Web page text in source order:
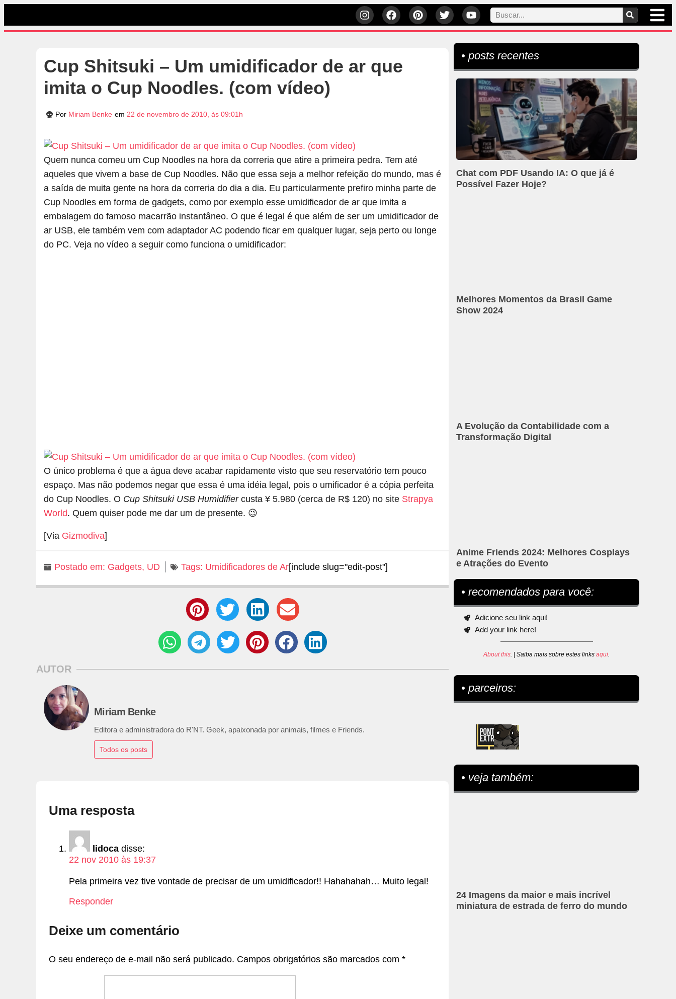
Cup Shitsuki – Um umidificador de ar que
imita o Cup Noodles. (com vídeo)
Por Miriam Benke em 22 de novembro de 2010, às 09:01h
Quem nunca comeu um Cup Noodles na hora da correria que atire a primeira pedra. Tem até
aqueles que vivem a base de Cup Noodles. Não que essa seja a melhor refeição do mundo, mas é
a saída de muita gente na hora da correria do dia a dia. Eu particularmente prefiro minha parte de
Cup Noodles em forma de gadgets, como por exemplo esse umidificador de ar que imita a
embalagem do famoso macarrão instantâneo. O que é legal é que além de ser um umidificador de
ar USB, ele também vem com adaptador AC podendo ficar em qualquer lugar, seja perto ou longe
do PC. Veja no vídeo a seguir como funciona o umidificador:
O único problema é que a água deve acabar rapidamente visto que seu reservatório tem pouco
espaço. Mas não podemos negar que essa é uma idéia legal, pois o umificador é a cópia perfeita
do Cup Noodles. O Cup Shitsuki USB Humidifiercusta ¥ 5.980 (cerca de R$ 120) no site Strapya
World. Quem quiser pode me dar um de presente. 😉
[Via Gizmodiva]
Postado em: Gadgets, UD Tags: Umidificadores de Ar[include slug="edit-post"]
AUTOR
Miriam Benke
Editora e administradora do R'NT. Geek, apaixonada por animais, filmes e Friends.
Todos os posts
Uma resposta
lidoca disse:
22 nov 2010 às 19:37
Pela primeira vez tive vontade de precisar de um umidificador!! Hahahahah… Muito legal!
Responder
Deixe um comentário
O seu endereço de e-mail não será publicado. Campos obrigatórios são marcados com *
• posts recentes
Chat com PDF Usando IA: O que já é
Possível Fazer Hoje?
Melhores Momentos da Brasil Game
Show 2024
A Evolução da Contabilidade com a
Transformação Digital
Anime Friends 2024: Melhores Cosplays
e Atrações do Evento
• recomendados para você:
Adicione seu link aqui!
Add your link here!
About this. | Saiba mais sobre estes linksaqui.
• parceiros:
• veja também:
24 Imagens da maior e mais incrível
miniatura de estrada de ferro do mundo